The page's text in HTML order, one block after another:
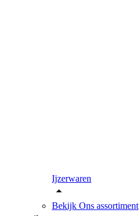
Ijzerwaren
Bekijk Ons assortiment